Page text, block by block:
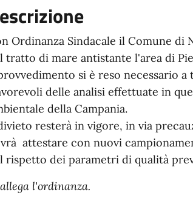
Ordinanza Sindacale il Comune
tratto di mare antistante l'area di
si è reso necessario
delle analisi effettuate in
della Campania.
resterà in vigore, in via
attestare con nuovi
rispetto dei parametri di qualità
l'ordinanza.